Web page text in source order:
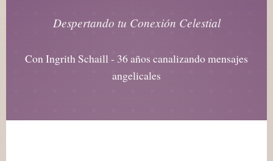
Despertando tu Conexión Celestial
Con Ingrith Schaill - 36 años canalizando mensajes
angelicales